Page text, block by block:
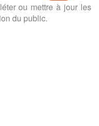
ou mettre à jour les
du public.